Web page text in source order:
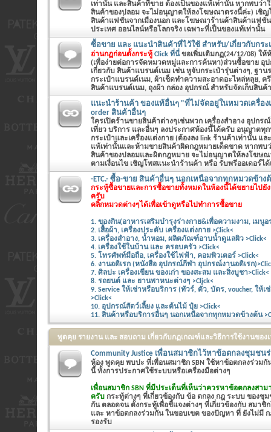
เท่านั้น และสินค้าที่ขาย ต้องเป็นของแท้เท่านั้น หากพบว่า
สินค้าของปลอม จะไม่อนุญาตให้ลงโฆษณาตรงนี้ค่ะ) เชิญ
สินค้าแฟชั่นจากเมืองนอก และโฆษณาร้านค้าสินค้าแฟชั่น
ประเทศ ออนไลน์หรือโลกจริง เฉพาะที่เป็นของแท้เท่านั้น
ซื้อขาย และ แนะนำสินค้าที่ไว้ใช้ สำหรับ/เกี่ยวกับกระ
อ่านกฏก่อนตั้งกระทู้ Click ที่นี่ ขอเพิ่มเติมกฏ(24/12/08) ใ
(เพื่อง่ายต่อการจัดหมวดหมู่และการค้นหา)ส่วนซื้อขาย อุ
เกี่ยวกับ สินค้าแบรนด์เนม เช่น หูจับกระเป๋ารุ่นต่างๆ, ฐา
กระเป๋าแบรนด์เนม, ผ้าเช็ดทำความสะอาดอะไหล่หลุย, ค
สินค้าแบรนด์เนม, ถุงผ้า กล่อง อุปกรณ์ สำหรับจัดเก็บสินค้
แนะนำร้านค้า ของแท้อื่นๆ "ที่ไม่จัดอยู่ในหมวดเครื่อง
order สินค้าอื่นๆ
ใครเปิดร้านขายสินค้าต่างๆเช่นพวก เครื่องสำอาง อุปกร
เที่ยว บริการ และอื่นๆ ลงประกาศห้องนี้ได้ครับ อนุญาตทุ
กระเป๋าและเครื่องแต่งกาย (ต้องลง link ร้านค้าเท่านั้น แ
แท้เท่านั้นและห้ามขายสินค้าผิดกฎหมายเด็ดขาด หากพบ
สินค้าของปลอมและผิดกฎหมาย จะไม่อนุญาตให้ลงโฆษณ
ตามเงื่อนไข เชิญโพสแนะนำร้านค้า หรือ รับพรีออเดอร์ได้
-ETC.- ซื้อ-ขาย สินค้าอื่นๆ นอกเหนือจากทุกหมวดข้าง
กระทู้ซื้อขายและการซื้อขายทั้งหมดในห้องนี้ได้ขยายไปยัง
ครับ
คลิ๊กหมวดต่างๆได้เพื่อเข้าดูหรือไปทำการซื้อขาย
1. ของกิน(อาหารเสริมบำรุงร่างกาย&เพื่อความงาม, เมนูอ
2. เสื้อผ้า, เครื่องประดับ เครื่องแต่งกาย >Click<
3. เครื่องสำอาง, น้ำหอม, ผลิตภัณฑ์อาบน้ำดูแลผิว >Click<
4. เครื่องใช้ในบ้าน และ ครอบครัว >Click<
5. โทรศัพท์มือถือ, เครื่องใช้ไฟฟ้า, คอมพิวเตอร์ >Click<
6. งานอดิเรก (หนังสือ อุปกรณ์กีฬา อุปกรณ์งานอดิเรก
7. ศิลปะ เครื่องเขียน ของเก่า ของสะสม และสิ่งบูชา>Click<
8. รถยนต์ และ ยานพาหนะต่างๆ >Click<
9. Service ให้เช่าหรือบริการ (ทัวร์, ตั๋ว, บัตร, voucher, ให้
>Click<
10. อุปกรณ์สัตว์เลี้ยง และต้นไม้ ปุ๋ย >Click<
11. สินค้าหรือบริการอื่นๆ นอกเหนือจากทุกหมวดข้างต้น
พูดคุย รายงาน และ สอบถาม เกี่ยวกับกฏเกณฑ์และวิธีการใช้งานของ
Community Justice เพื่อนสมาชิกไว้หาข้อตกลงชุมชน
ห้อง พูดคุย พบปะ ที่เพื่อนสมาชิก SBN ใช้หาข้อตกลงร่วม
นี้ ทั้งการประกาศใช้ระบบหรือเครื่องมือต่างๆ
เพื่อนสมาชิก SBN ที่มีประเด็นที่เห็นว่าควรหาข้อตกลงสาม
ครับกระทู้ต่างๆ ที่เกี่ยวข้องกับ ข้อ ตกลง กฎ ระบบ ของชุ
กัน ตลอดจน ตั้งกระทู้เพื่อชี้แจงต่างๆ ที่เกี่ยวข้องกับ สมาชิก
และ หาข้อตกลงร่วมกัน ในขอบเขต ของปัญหา ที่ ยังไม่มี
รองรับ